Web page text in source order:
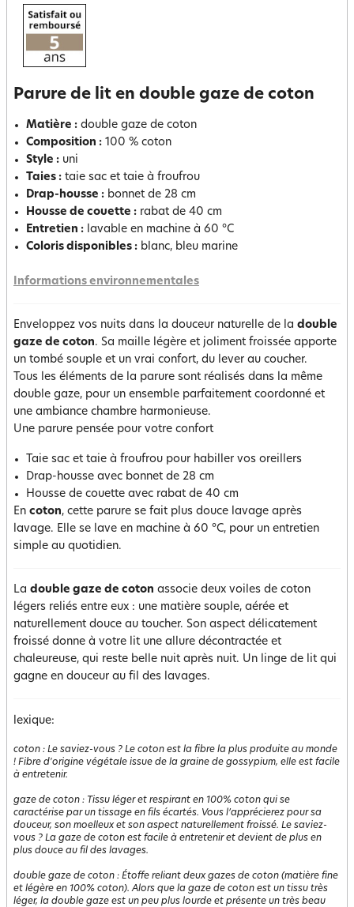
Parure de lit en double gaze de coton
Matière : double gaze de coton
Composition : 100 % coton
Style : uni
Taies : taie sac et taie à froufrou
Drap-housse : bonnet de 28 cm
Housse de couette : rabat de 40 cm
Entretien : lavable en machine à 60 °C
Coloris disponibles : blanc, bleu marine
Informations environnementales
Enveloppez vos nuits dans la douceur naturelle de la double
gaze de coton. Sa maille légère et joliment froissée apporte
un tombé souple et un vrai confort, du lever au coucher.
Tous les éléments de la parure sont réalisés dans la même
double gaze, pour un ensemble parfaitement coordonné et
une ambiance chambre harmonieuse.
Une parure pensée pour votre confort
Taie sac et taie à froufrou pour habiller vos oreillers
Drap-housse avec bonnet de 28 cm
Housse de couette avec rabat de 40 cm
En coton, cette parure se fait plus douce lavage après
lavage. Elle se lave en machine à 60 °C, pour un entretien
simple au quotidien.
La double gaze de coton associe deux voiles de coton
légers reliés entre eux : une matière souple, aérée et
naturellement douce au toucher. Son aspect délicatement
froissé donne à votre lit une allure décontractée et
chaleureuse, qui reste belle nuit après nuit. Un linge de lit qui
gagne en douceur au fil des lavages.
lexique:
coton : Le saviez-vous ? Le coton est la fibre la plus produite au monde
! Fibre d'origine végétale issue de la graine de gossypium, elle est facile
à entretenir.
gaze de coton : Tissu léger et respirant en 100% coton qui se
caractérise par un tissage en fils écartés. Vous l’apprécierez pour sa
douceur, son moelleux et son aspect naturellement froissé. Le saviez-
vous ? La gaze de coton est facile à entretenir et devient de plus en
plus douce au fil des lavages.
double gaze de coton : Étoffe reliant deux gazes de coton (matière fine
et légère en 100% coton). Alors que la gaze de coton est un tissu très
léger, la double gaze est un peu plus lourde et présente un très beau